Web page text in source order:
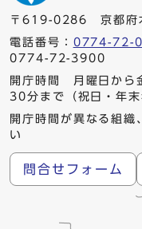
〒619-0286 京都府
電話番号： 0774-72-
0774-72-3900
開庁時間 月曜日か
30分まで（祝日・年末
開庁時間が異なる組織
い
問合せフォーム